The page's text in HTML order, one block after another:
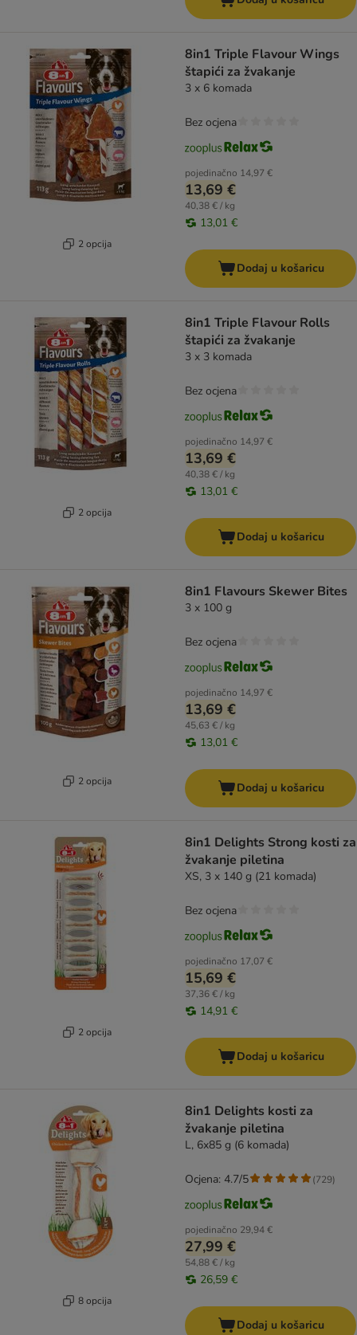
2 opcija
8in1 Triple Flavour Wings
štapići za žvakanje
3 x 6 komada
pojedinačno 14,97 €
13,69 €
40,38 € / kg
13,01 €
Bez ocjena
Dodaj u košaricu
2 opcija
8in1 Triple Flavour Rolls
štapići za žvakanje
3 x 3 komada
pojedinačno 14,97 €
13,69 €
40,38 € / kg
13,01 €
Bez ocjena
Dodaj u košaricu
2 opcija
8in1 Flavours Skewer Bites
3 x 100 g
pojedinačno 14,97 €
13,69 €
45,63 € / kg
13,01 €
Bez ocjena
Dodaj u košaricu
2 opcija
8in1 Delights Strong kosti za
žvakanje piletina
XS, 3 x 140 g (21 komada)
pojedinačno 17,07 €
15,69 €
37,36 € / kg
14,91 €
Bez ocjena
Dodaj u košaricu
8 opcija
8in1 Delights kosti za
žvakanje piletina
L, 6x85 g (6 komada)
pojedinačno 29,94 €
27,99 €
54,88 € / kg
26,59 €
Ocjena: 4.7/5 (729)
Dodaj u košaricu